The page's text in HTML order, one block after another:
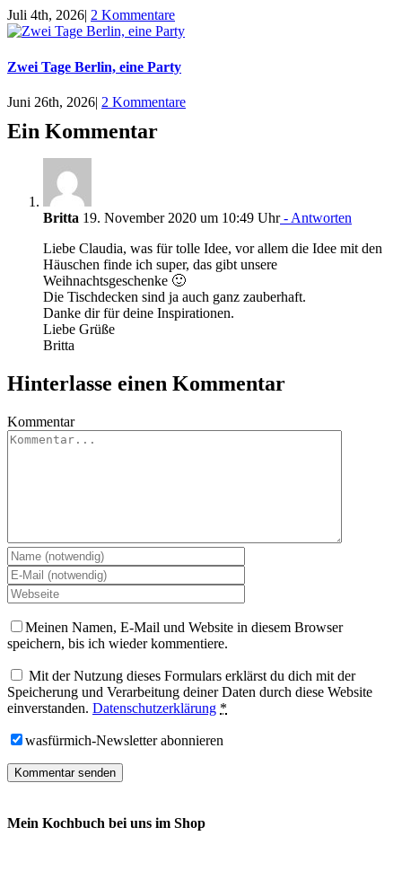
Juli 4th, 2026 2 Kommentare
Zwei Tage Berlin, eine Party
Juni 26th, 2026| 2 Kommentare
Ein Kommentar
Britta 19. November 2020 um 10:49 Uhr- Antworten
Liebe Claudia, was für tolle Idee, vor allem die Idee mit den
Häuschen finde ich super, das gibt unsere
Weihnachtsgeschenke 🙂
Die Tischdecken sind ja auch ganz zauberhaft.
Danke dir für deine Inspirationen.
Liebe Grüße
Britta
Hinterlasse einen Kommentar
Kommentar
Meinen Namen, E-Mail und Website in diesem Browser
speichern, bis ich wieder kommentiere.
Mit der Nutzung dieses Formulars erklärst du dich mit der
Speicherung und Verarbeitung deiner Daten durch diese Website
einverstanden. Datenschutzerklärung *
wasfürmich-Newsletter abonnieren
Mein Kochbuch bei uns im Shop